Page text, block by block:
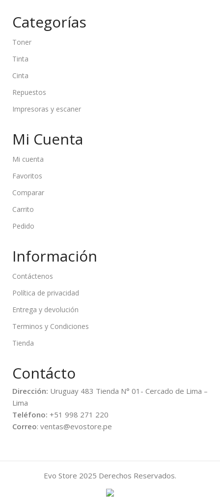
Categorías
Toner
Tinta
Cinta
Repuestos
Impresoras y escaner
Mi Cuenta
Mi cuenta
Favoritos
Comparar
Carrito
Pedido
Información
Contáctenos
Política de privacidad
Entrega y devolución
Terminos y Condiciones
Tienda
Contácto
Dirección: Uruguay 483 Tienda N° 01- Cercado de Lima –
Lima
Teléfono: +51 998 271 220
Correo: ventas@evostore.pe
Evo Store 2025 Derechos Reservados.